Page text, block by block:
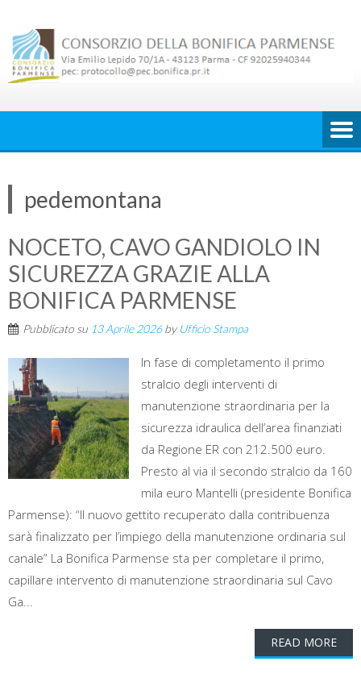
content
pedemontana
NOCETO, CAVO GANDIOLO IN
SICUREZZA GRAZIE ALLA
BONIFICA PARMENSE
Pubblicato su 13 Aprile 2026by Ufficio Stampa
In fase di completamento il primo
stralcio degli interventi di
manutenzione straordinaria per la
sicurezza idraulica dell’area finanziati
da Regione ER con 212.500 euro.
Presto al via il secondo stralcio da 160
mila euro Mantelli (presidente Bonifica
Parmense): “Il nuovo gettito recuperato dalla contribuenza
sarà finalizzato per l’impiego della manutenzione ordinaria sul
canale” La Bonifica Parmense sta per completare il primo,
capillare intervento di manutenzione straordinaria sul Cavo
Ga...
READ MORE